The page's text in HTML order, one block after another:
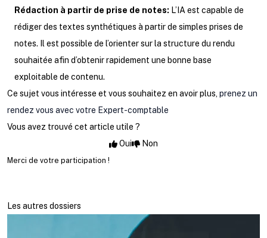
Rédaction à partir de prise de notes: L’IA est capable de
rédiger des textes synthétiques à partir de simples prises de
notes. Il est possible de l’orienter sur la structure du rendu
souhaitée afin d’obtenir rapidement une bonne base
exploitable de contenu.
Ce sujet vous intéresse et vous souhaitez en avoir plus, prenez un
rendez vous avec votre Expert-comptable
Vous avez trouvé cet article utile ?
Oui
Non
Merci de votre participation !
Les autres dossiers